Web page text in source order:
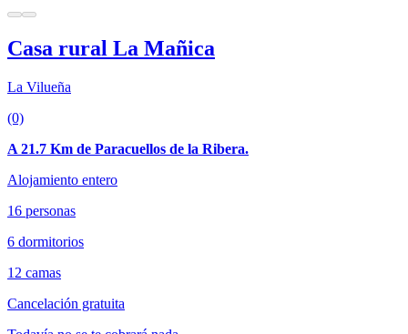
Casa rural La Mañica
La Vilueña
(0)
A 21.7 Km de Paracuellos de la Ribera.
Alojamiento entero
16 personas
6 dormitorios
12 camas
Cancelación gratuita